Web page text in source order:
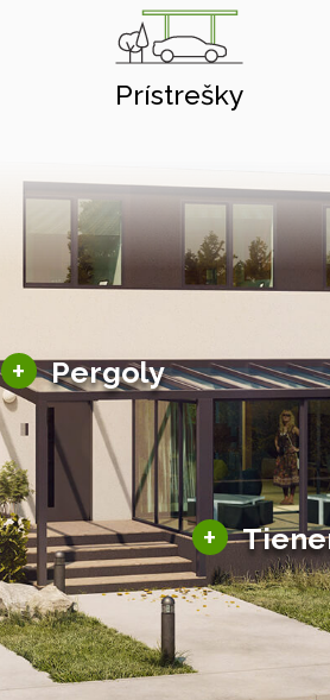
Prístrešky
+ Pergoly
Hliníkové pergoly
Bioklimatické pergoly
Altány a zastrešenie
Solárne pergoly
+
Tienenie
Zasklenie